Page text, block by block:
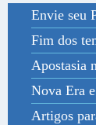
Envie seu
Fim dos
Apostasia
Nova Era
Artigos